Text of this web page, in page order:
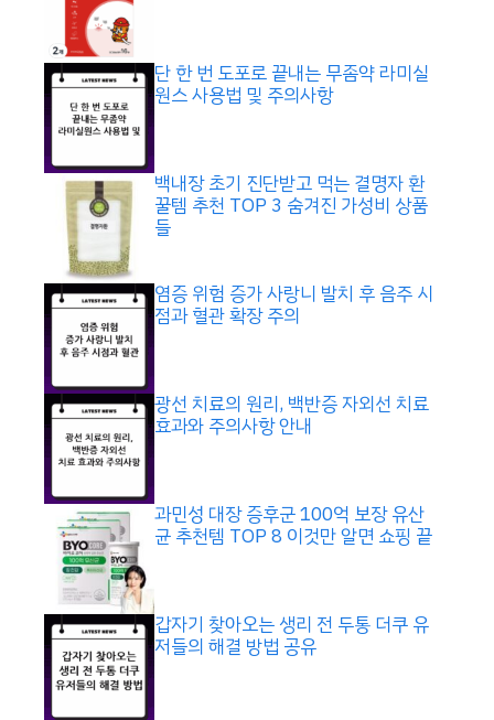
단 한 번 도포로 끝내는 무좀약 라미실
원스 사용법 및 주의사항
백내장 초기 진단받고 먹는 결명자 환
꿀템 추천 TOP 3 숨겨진 가성비 상품
들
염증 위험 증가 사랑니 발치 후 음주 시
점과 혈관 확장 주의
광선 치료의 원리, 백반증 자외선 치료
효과와 주의사항 안내
과민성 대장 증후군 100억 보장 유산
균 추천템 TOP 8 이것만 알면 쇼핑 끝
갑자기 찾아오는 생리 전 두통 더쿠 유
저들의 해결 방법 공유